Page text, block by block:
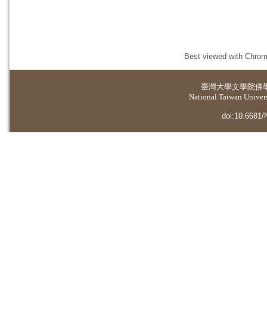
Best viewed with
臺灣大學文學院佛
National Taiwan
doi:10.6681/